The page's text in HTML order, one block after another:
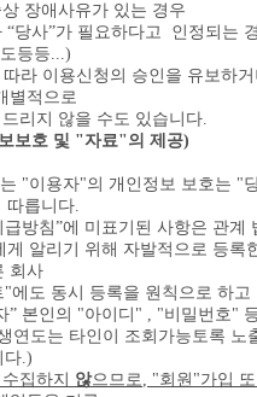
애사유가 있는 경우
”가 필요하다고 인정되는 경
등등...)
이용신청의 승인을 유보하거
별적으로
지 않을 수도 있습니다.
보호 및 "자료"의 제공)
"이용자"의 개인정보 보호는 "
따릅니다.
방침”에 미표기된 사항은 관계
알리기 위해 자발적으로 등록
회사
도 동시 등록을 원칙으로 하고
본인의 "아이디" , "비밀번호"
연도는 타인이 조회가능토록 노
다.)
집하지 않으므로, "회원"가입